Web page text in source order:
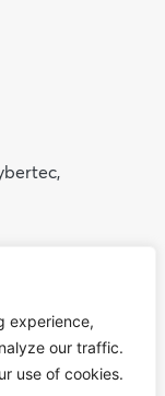
experience,
our traffic.
use of cookies.